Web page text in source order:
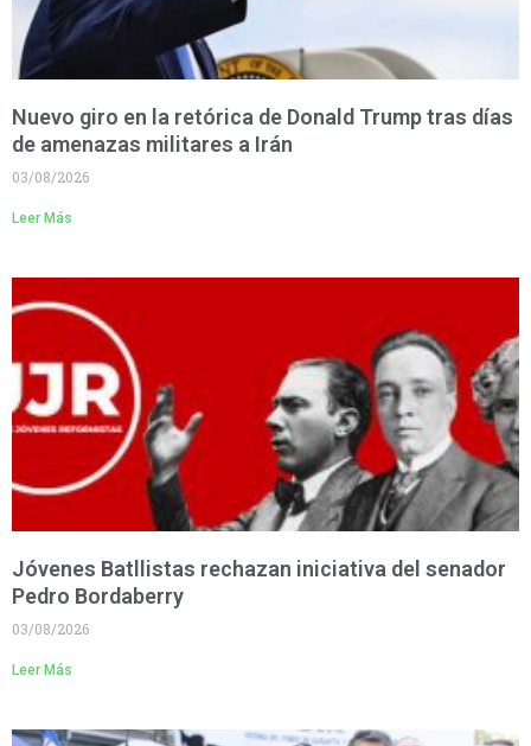
Nuevo giro en la retórica de Donald Trump tras días
de amenazas militares a Irán
03/08/2026
Leer Más
Jóvenes Batllistas rechazan iniciativa del senador
Pedro Bordaberry
03/08/2026
Leer Más